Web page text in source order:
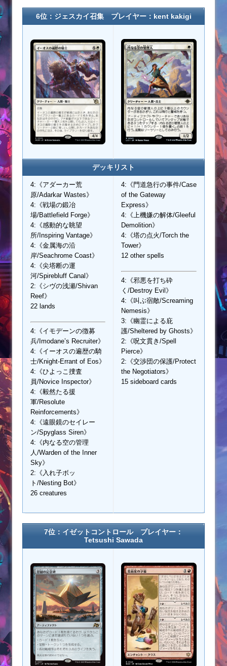
6位：ジェスカイ召集 プレイヤー：kent kakigi
デッキリスト
4:《アダーカー荒
原/Adarkar Wastes》
4:《戦場の鍛冶
場/Battlefield Forge》
4:《感動的な眺望
所/Inspiring Vantage》
4:《金属海の沿
岸/Seachrome Coast》
4:《尖塔断の運
河/Spirebluff Canal》
2:《シヴの浅瀬/Shivan
Reef》
22 lands
4:《イモデーンの徴募
兵/Imodane’s Recruiter》
4:《イーオスの遍歴の騎
士/Knight-Errant of Eos》
4:《ひよっこ捜査
員/Novice Inspector》
4:《毅然たる援
軍/Resolute
Reinforcements》
4:《遠眼鏡のセイレー
ン/Spyglass Siren》
4:《内なる空の管理
人/Warden of the Inner
Sky》
2:《入れ子ボッ
ト/Nesting Bot》
26 creatures
4:《門道急行の事件/Case
of the Gateway
Express》
4:《上機嫌の解体/Gleeful
Demolition》
4:《塔の点火/Torch the
Tower》
12 other spells
4:《邪悪を打ち砕
く/Destroy Evil》
4:《叫ぶ宿敵/Screaming
Nemesis》
3:《幽霊による庇
護/Sheltered by Ghosts》
2:《呪文貫き/Spell
Pierce》
2:《交渉団の保護/Protect
the Negotiators》
15 sideboard cards
7位：イゼットコントロール プレイヤー：
Tetsushi Sawada